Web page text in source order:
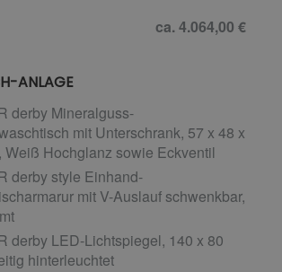
ca. 4.064,00 €
ANLAGE
derby Mineralguss-
mit Unterschrank, 57 x 48 x
Weiß Hochglanz sowie Eckventil
derby style Einhand-
mit V-Auslauf schwenkbar,
derby LED-Lichtspiegel, 140 x 80
hinterleuchtet